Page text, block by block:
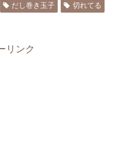
だし巻き玉子
切れてる
リンク